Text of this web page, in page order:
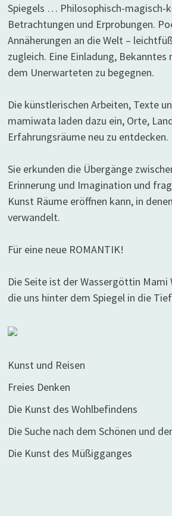
Spiegels … Philosophisch-magisch-
Betrachtungen und Erprobungen.
Annäherungen an die Welt –
zugleich. Eine Einladung, Bekanntes
dem Unerwarteten zu begegnen.
Die künstlerischen Arbeiten, Texte
mamiwata laden dazu ein, Orte,
Erfahrungsräume neu zu entdecken.
Sie erkunden die Übergänge
Erinnerung und Imagination und
Kunst Räume eröffnen kann, in
verwandelt.
Für eine neue ROMANTIK!
Die Seite ist der Wassergöttin
die uns hinter dem Spiegel in die
Kunst und Reisen
Freies Denken
Die Kunst des Wohlbefindens
Die Suche nach dem Schönen und
Die Kunst des Müßigganges